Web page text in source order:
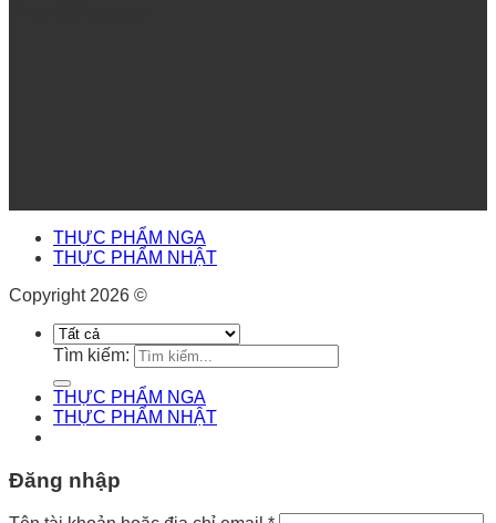
THỰC PHẨM NGA
THỰC PHẨM NHẬT
Copyright 2026 ©
Tìm kiếm:
THỰC PHẨM NGA
THỰC PHẨM NHẬT
Đăng nhập